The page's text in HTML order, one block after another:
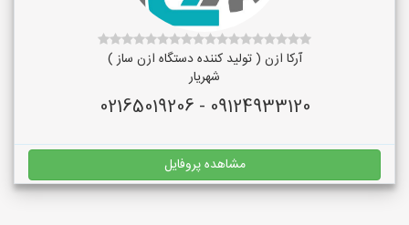
آرکا ازن ( تولید کننده دستگاه ازن ساز )
شهریار
09124933120 - 02165019206
مشاهده پروفایل